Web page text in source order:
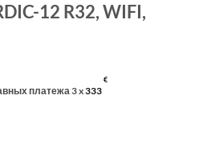
12 R32, WIFI,
платежа 3 x333
€